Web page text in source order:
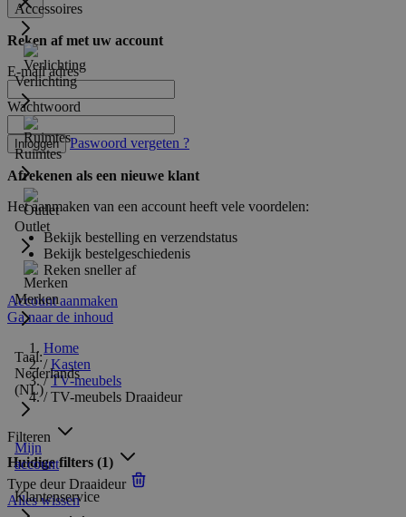
Accessoires
Verlichting
Ruimtes
Outlet
Merken
Taal:
Nederlands
(NL)
Mijn
account
Klantenservice
Reken af met uw account
E-mail adres
Wachtwoord
Inloggen Paswoord vergeten ?
Afrekenen als een nieuwe klant
Het aanmaken van een account heeft vele voordelen:
Bekijk bestelling en verzendstatus
Bekijk bestelgeschiedenis
Reken sneller af
Account aanmaken
Ga naar de inhoud
Home
/ Kasten
/ TV-meubels
/ TV-meubels Draaideur
Filteren
Huidige filters (1)
Type deur Draaideur
Alles wissen